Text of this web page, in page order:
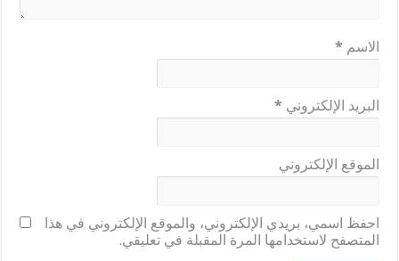
الاسم *
البريد الإلكتروني *
الموقع الإلكتروني
احفظ اسمي، بريدي الإلكتروني، والموقع الإلكتروني في هذا
المتصفح لاستخدامها المرة المقبلة في تعليقي.